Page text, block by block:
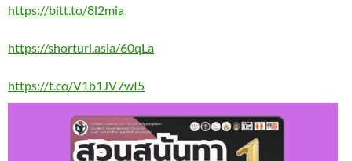
https://bitt.to/8l2mia
https://shorturl.asia/60qLa
https://t.co/V1b1JV7wI5